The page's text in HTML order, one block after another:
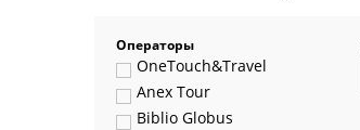
Операторы
OneTouch&Travel
Anex Tour
Biblio Globus